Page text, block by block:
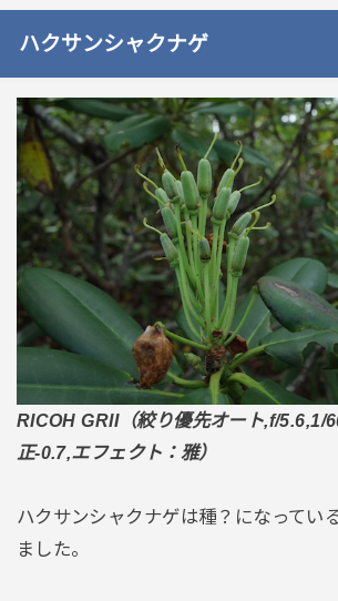
ハクサンシャクナゲ
RICOH GRII（絞り優先オート,f/5.6,1/
正-0.7,エフェクト：雅）
ハクサンシャクナゲは種？になってい
ました。